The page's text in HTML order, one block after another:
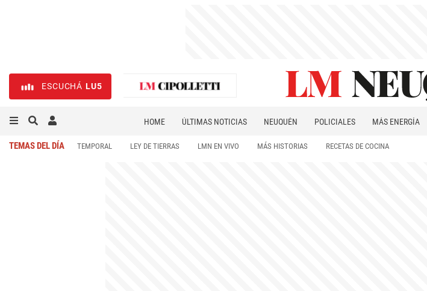
ESCUCHÁ LU5
HOME ÚLTIMAS NOTICIAS NEUQUÉN POLICIALES MÁS ENERGÍA
TEMAS DEL DÍA TEMPORAL LEY DE TIERRAS LMN EN VIVO MÁS HISTORIAS RECETAS DE COCINA